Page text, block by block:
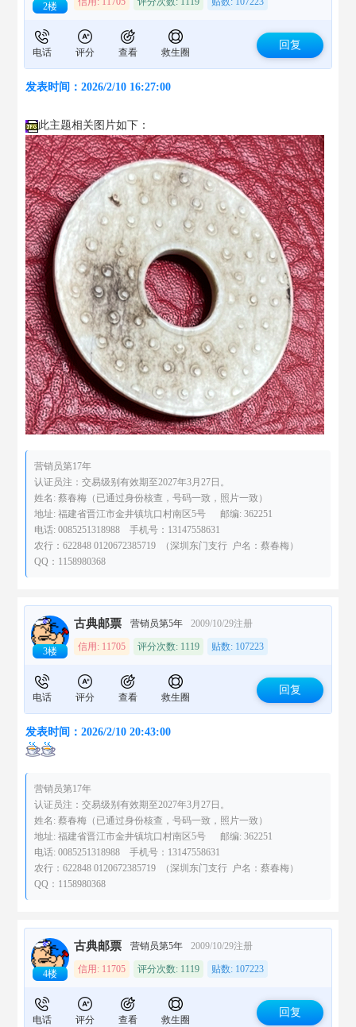
2楼
电话 评分 查看 救生圈
回复
发表时间：2026/2/10 16:27:00
此主题相关图片如下：
营销员第17年
认证员注：交易级别有效期至2027年3月27日。
姓名: 蔡春梅（已通过身份核查，号码一致，照片一致）
地址: 福建省晋江市金井镇坑口村南区5号 邮编: 362251
电话: 0085251318988 手机号：13147558631
农行：622848 0120672385719 （深圳东门支行 户名：蔡春梅）
QQ：1158980368
3楼
古典邮票 营销员第5年 2009/10/29注册
信用: 11705 评分次数: 1119 贴数: 107223
电话 评分 查看 救生圈
回复
发表时间：2026/2/10 20:43:00
营销员第17年
认证员注：交易级别有效期至2027年3月27日。
姓名: 蔡春梅（已通过身份核查，号码一致，照片一致）
地址: 福建省晋江市金井镇坑口村南区5号 邮编: 362251
电话: 0085251318988 手机号：13147558631
农行：622848 0120672385719 （深圳东门支行 户名：蔡春梅）
QQ：1158980368
4楼
古典邮票 营销员第5年 2009/10/29注册
信用: 11705 评分次数: 1119 贴数: 107223
电话 评分 查看 救生圈
回复